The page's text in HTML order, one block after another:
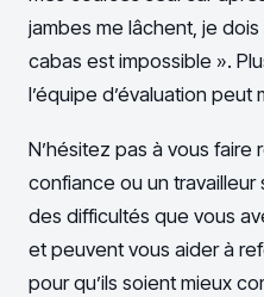
jambes me lâchent, je dois
cabas est impossible ».
l’équipe d’évaluation peut
N’hésitez pas à vous faire
confiance ou un
des difficultés que vous
et peuvent vous aider à
pour qu’ils soient mieux